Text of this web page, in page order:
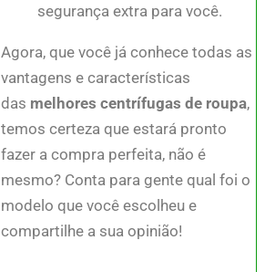
segurança extra para você.
Agora, que você já conhece todas as
vantagens e características
das melhores centrífugas de roupa,
temos certeza que estará pronto
fazer a compra perfeita, não é
mesmo? Conta para gente qual foi o
modelo que você escolheu e
compartilhe a sua opinião!